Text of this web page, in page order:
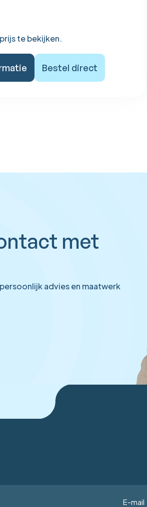
te bekijken.
Bestel direct
met
advies en maatwerk